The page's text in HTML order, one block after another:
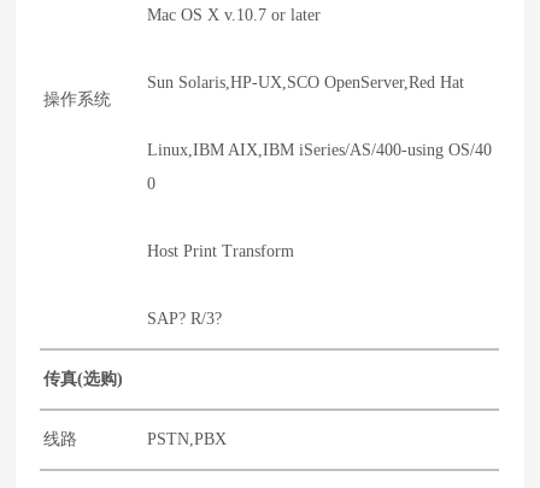
操作系统
Mac OS X v.10.7 or later
Sun Solaris,HP-UX,SCO OpenServer,Red Hat
Linux,IBM AIX,IBM iSeries/AS/400-using OS/40
0
Host Print Transform
SAP? R/3?
传真(选购)
线路 PSTN,PBX